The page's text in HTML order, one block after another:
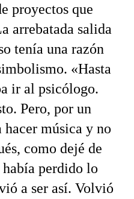
proyectos que
arrebatada salida
tenía una razón
«Hasta
ir al psicólogo.
Pero, por un
hacer música y no
como dejé de
había perdido lo
a ser así. Volvió